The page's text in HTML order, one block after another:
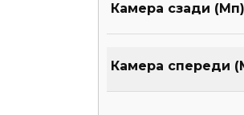
Камера сзади
Камера спереди